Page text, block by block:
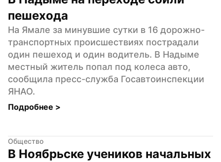
пешехода
На Ямале за минувшие сутки в 16 дорожно-
транспортных происшествиях пострадали
один пешеход и один водитель. В Надыме
местный житель попал под колеса авто,
сообщила пресс-служба Госавтоинспекции
ЯНАО.
Подробнее >
Общество
В Ноябрьске учеников начальных